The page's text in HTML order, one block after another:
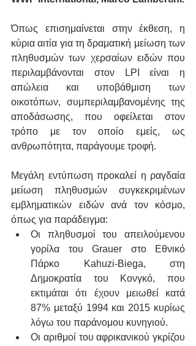
Όπως επισημαίνεται στην έκθεση, η
κύρια αιτία για τη δραματική μείωση των
πληθυσμών των χερσαίων ειδών που
περιλαμβάνονται στον LPI είναι η
απώλεια και υποβάθμιση των
οικοτόπων, συμπεριλαμβανομένης της
αποδάσωσης, που οφείλεται στον
τρόπο με τον οποίο εμείς, ως
ανθρωπότητα, παράγουμε τροφή.
Μεγάλη εντύπωση προκαλεί η ραγδαία
μείωση πληθυσμών συγκεκριμένων
εμβληματικών ειδών ανά τον κόσμο,
όπως για παράδειγμα:
Οι πληθυσμοί του απειλούμενου
γορίλα του Grauer στο Εθνικό
Πάρκο Kahuzi-Biega, στη
Δημοκρατία του Κονγκό, που
εκτιμάται ότι έχουν μειωθεί κατά
87% μεταξύ 1994 και 2015 κυρίως
λόγω του παράνομου κυνηγιού.
Οι αριθμοί του αφρικανικού γκρίζου